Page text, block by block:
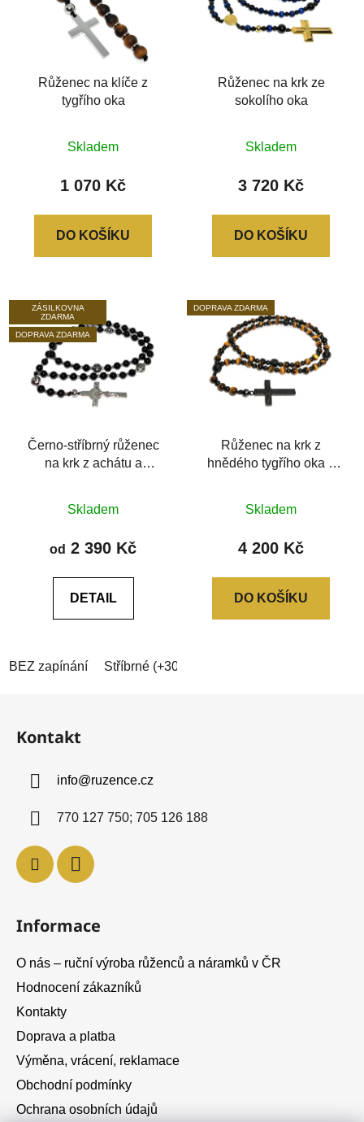
Růženec na klíče z
tygřího oka
Skladem
1 070 Kč
DO KOŠÍKU
Růženec na krk ze
sokolího oka
hodnocení
produktu
z
Skladem
3 720 Kč
DO KOŠÍKU
ZÁSILKOVNA
ZDARMA
DOPRAVA ZDARMA
Černo-stříbrný růženec
na krk z achátu a
hodnocení
produktu
z
Skladem
od 2 390 Kč
DETAIL
BEZ zapínání Stříbrné (+30Kč)
DOPRAVA ZDARMA
Růženec na krk z
hnědého tygřího oka a
hodnocení
produktu
z
Skladem
4 200 Kč
DO KOŠÍKU
Kontakt
info@ruzence.cz
770 127 750; 705 126 188
Informace
O nás – ruční výroba růženců a náramků v ČR
Hodnocení zákazníků
Kontakty
Doprava a platba
Výměna, vrácení, reklamace
Obchodní podmínky
Ochrana osobních údajů